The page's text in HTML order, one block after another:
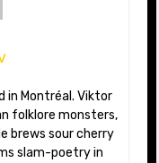
folklore monsters,
brews sour cherry
slam-poetry in